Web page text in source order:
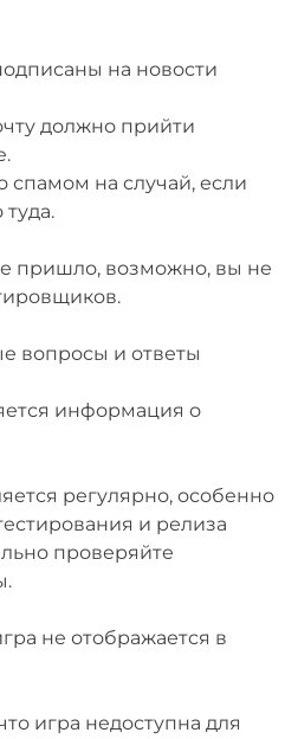
на новости
должно прийти
спамом на случай, если
пришло, возможно, вы не
вопросы и ответы
информация о
регулярно, особенно
и релиза
проверяйте
не отображается в
игра недоступна для